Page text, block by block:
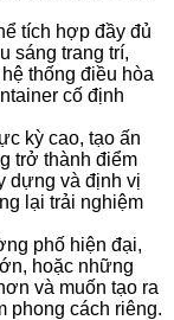
tích hợp đầy đủ
sáng trang trí,
thống điều hòa
cố định
kỳ cao, tạo ấn
trở thành điểm
dựng và định vị
lại trải nghiệm
phố hiện đại,
hoặc những
và muốn tạo ra
phong cách riêng.